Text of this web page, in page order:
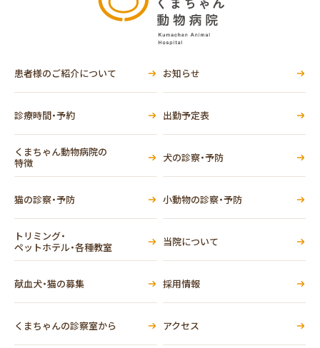
患者様のご紹介について お知らせ
診療時間・予約 出勤予定表
くまちゃん動物病院の
特徴
犬の診察・予防
猫の診察・予防 小動物の診察・予防
トリミング・
ペットホテル・各種教室
当院について
献血犬・猫の募集 採用情報
くまちゃんの診察室から アクセス